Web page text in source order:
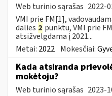
Web turinio sąrašas 2022-
VMI prie FM[1],
dalies 2 punktu, VMI prie
atsižvelgdama į 2021...
Metai: 2022 Mokesčiai:
Kada atsiranda
mokėtoju?
Web turinio sąrašas 2023-